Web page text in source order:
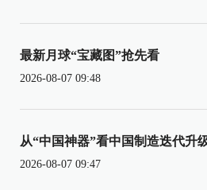
最新月球“宝藏图”抢先看
2026-08-07 09:48
从“中国神器”看中国制造迭代升
2026-08-07 09:47